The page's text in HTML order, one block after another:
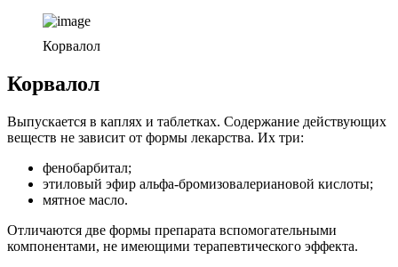
Корвалол
Корвалол
Выпускается в каплях и таблетках. Содержание действующих
веществ не зависит от формы лекарства. Их три:
фенобарбитал;
этиловый эфир альфа-бромизовалериановой кислоты;
мятное масло.
Отличаются две формы препарата вспомогательными
компонентами, не имеющими терапевтического эффекта.